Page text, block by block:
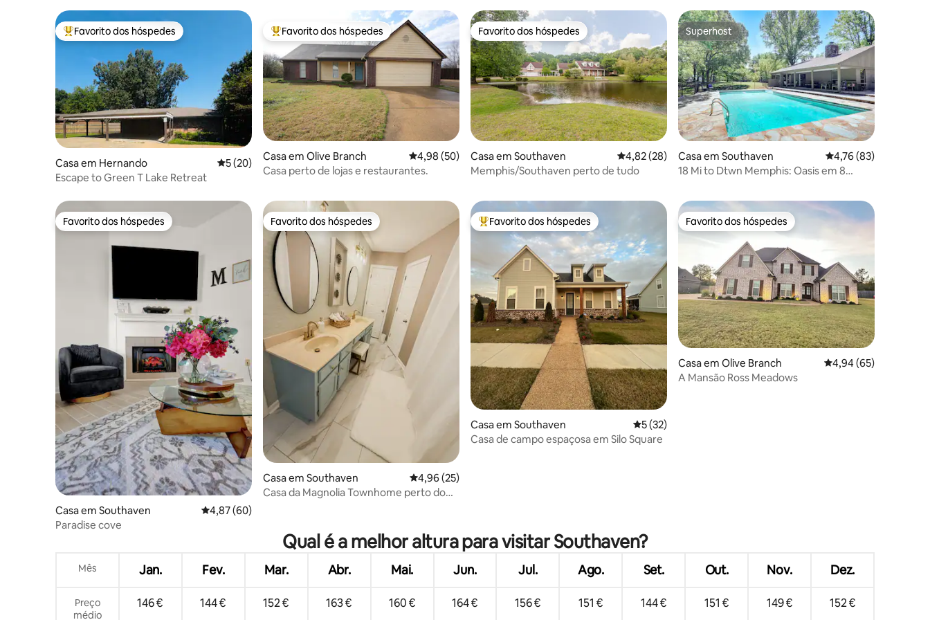
Favoritos dos hóspedes mais apreciados
Favorito dos hóspedes
Casa em Hernando Classificação média de 5 em 5 estrelas, 20avaliações
5 (20)
Escape to Green T Lake Retreat
Favoritos dos hóspedes mais apreciados
Favorito dos hóspedes
Casa em Olive Branch Classificação média de 4,98 em 5 estrelas, 50avaliações
4,98 (50)
Casa perto de lojas e restaurantes.
Favorito dos hóspedes
Favorito dos hóspedes
Casa em Southaven Classificação média de 4,82 em 5 estrelas, 28avaliações
4,82 (28)
Memphis/Southaven perto de tudo
Superhost
Superhost
Casa em Southaven Classificação média
4,76 (83)
18 Mi to Dtwn Memphis: Oasis em 8
Favorito dos hóspedes
Favorito dos hóspedes
Casa em Southaven Classificação média de 4,87 em 5 estrelas, 60avaliações
4,87 (60)
Paradise cove
Favorito dos hóspedes
Favorito dos hóspedes
Casa em Southaven Classificação média de 4,96 em 5 estrelas, 25avaliações
4,96 (25)
Casa da Magnolia Townhome perto do
Favoritos dos hóspedes mais apreciados
Favorito dos hóspedes
Casa em Southaven Classificação média de 5 em 5 estrelas, 32avaliações
5 (32)
Casa de campo espaçosa em Silo Square
Favorito dos hóspedes
Favorito dos hóspedes
Casa em Olive Branch Classificação média
4,94 (65)
A Mansão Ross Meadows
Qual é a melhor altura para visitar Southaven?
Mês Jan. Fev. Mar. Abr. Mai. Jun. Jul. Ago. Set. Out. Nov. Dez.
Preço
médio
146 € 144 € 152 € 163 € 160 € 164 € 156 € 151 € 144 € 151 € 149 € 152 €